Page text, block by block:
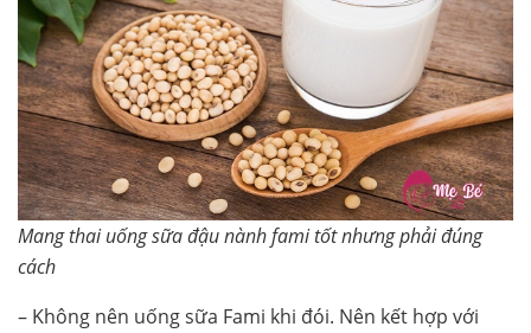
Mang thai uống sữa đậu nành fami tốt nhưng phải đúng
cách
– Không nên uống sữa Fami khi đói. Nên kết hợp với